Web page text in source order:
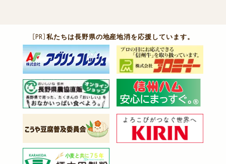
［PR］私たちは長野県の地産地消を応援しています。